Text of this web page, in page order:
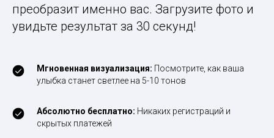
преобразит именно вас. Загрузите фото и
увидьте результат за 30 секунд!
Мгновенная визуализация: Посмотрите, как ваша
улыбка станет светлее на 5-10 тонов
Абсолютно бесплатно: Никаких регистраций и
скрытых платежей